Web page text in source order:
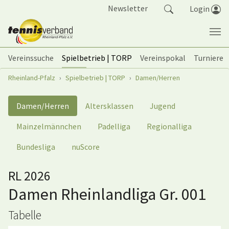
Newsletter Login
Vereinssuche Spielbetrieb | TORP Vereinspokal
Turniere
Sie sind hier:
Rheinland-Pfalz Spielbetrieb | TORP Damen/Herren
Damen/Herren Altersklassen
Jugend
Mainzelmännchen
Padelliga
Regionalliga
Bundesliga
nuScore
RL 2026
Damen Rheinlandliga Gr. 001
Tabelle